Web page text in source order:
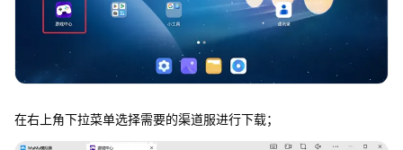
在右上角下拉菜单选择需要的渠道服进行下载；